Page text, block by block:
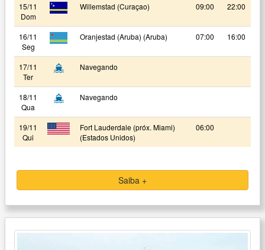
15/11
Dom
Willemstad (Curaçao) 09:00 22:00
16/11
Seg
Oranjestad (Aruba) (Aruba) 07:00 16:00
17/11
Ter
Navegando
18/11
Qua
Navegando
19/11
Qui
Fort Lauderdale (próx. Miami)
(Estados Unidos)
06:00
Saiba +